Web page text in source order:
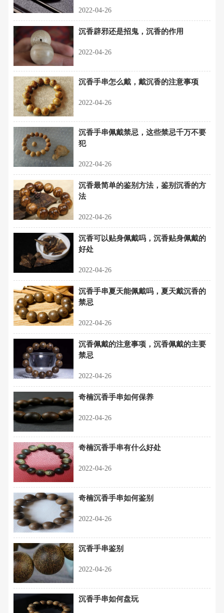
2022-04-26
沉香辟邪还是招鬼，沉香的作用
2022-04-26
沉香手串怎么戴，戴沉香的注意事项
2022-04-26
沉香手串佩戴禁忌，这些禁忌千万不要
犯
2022-04-26
沉香最简单的鉴别方法，鉴别沉香的方
法
2022-04-26
沉香可以贴身佩戴吗，沉香贴身佩戴的
好处
2022-04-26
沉香手串夏天能佩戴吗，夏天戴沉香的
禁忌
2022-04-26
沉香佩戴的注意事项，沉香佩戴的主要
禁忌
2022-04-26
奇楠沉香手串如何保养
2022-04-26
奇楠沉香手串有什么好处
2022-04-26
奇楠沉香手串如何鉴别
2022-04-26
沉香手串鉴别
2022-04-26
沉香手串如何盘玩